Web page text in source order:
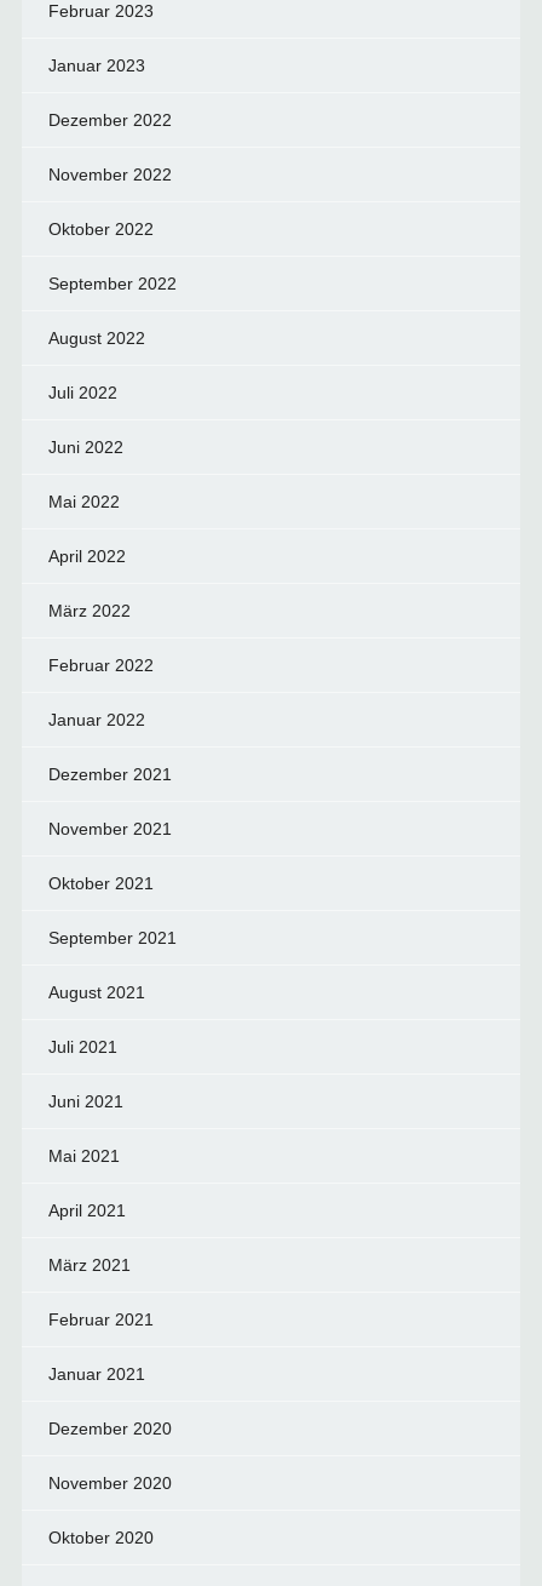
Februar 2023
Januar 2023
Dezember 2022
November 2022
Oktober 2022
September 2022
August 2022
Juli 2022
Juni 2022
Mai 2022
April 2022
März 2022
Februar 2022
Januar 2022
Dezember 2021
November 2021
Oktober 2021
September 2021
August 2021
Juli 2021
Juni 2021
Mai 2021
April 2021
März 2021
Februar 2021
Januar 2021
Dezember 2020
November 2020
Oktober 2020